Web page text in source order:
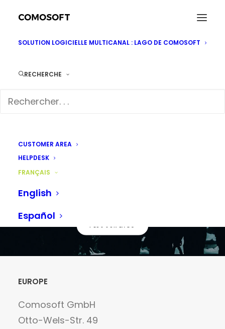
SOLUTION LOGICIELLE MULTICANAL : LAGO DE COMOSOFT
RECHERCHE
CUSTOMER AREA
HELPDESK
FRANÇAIS
English
Español
D'ENTREPRISES :
LOGICIEL DE
PLUS SUR LAGO
EUROPE
Comosoft GmbH
Otto-Wels-Str. 49